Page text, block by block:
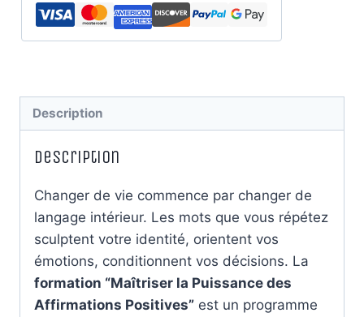
Description
Description
Changer de vie commence par changer de
langage intérieur. Les mots que vous répétez
sculptent votre identité, orientent vos
émotions, conditionnent vos décisions. La
formation “Maîtriser la Puissance des
Affirmations Positives” est un programme